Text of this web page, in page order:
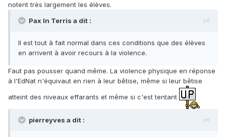
notent très largement les élèves.
Pax In Terris a dit :
Il est tout à fait normal dans ces conditions que des élèves
en arrivent à avoir recours à la violence.
Faut pas pousser quand même. La violence physique en réponse
à l'EdNat n'équivaut en rien à leur bêtise, même si leur bêtise
atteint des niveaux effarants et même si c'est tentant
pierreyves a dit :